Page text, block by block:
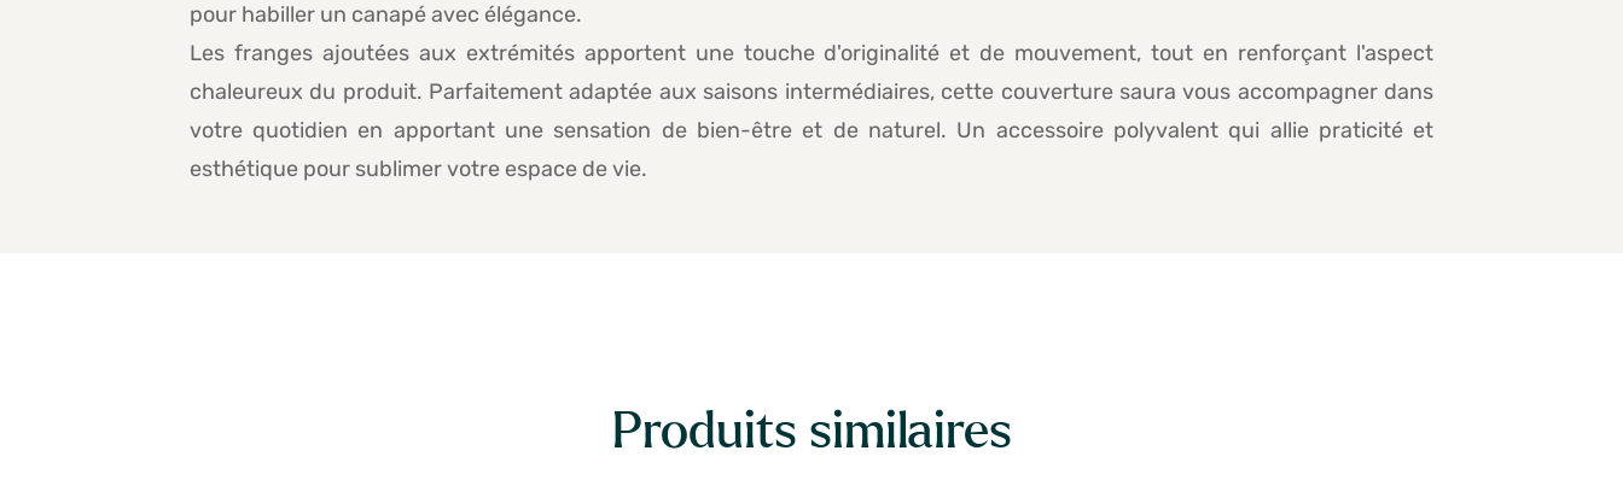
pour habiller un canapé avec élégance.
Les franges ajoutées aux extrémités apportent une touche d'originalité et de mouvement, tout en renforçant l'aspect
chaleureux du produit. Parfaitement adaptée aux saisons intermédiaires, cette couverture saura vous accompagner dans
votre quotidien en apportant une sensation de bien-être et de naturel. Un accessoire polyvalent qui allie praticité et
esthétique pour sublimer votre espace de vie.
Produits similaires